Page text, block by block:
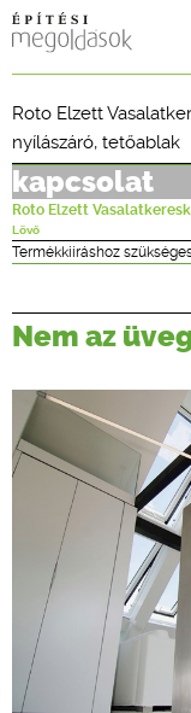
Roto Elzett
nyílászáró, tetőablak
kapcsolat
Roto Elzett
Lövő
Termékkiíráshoz
Nem az